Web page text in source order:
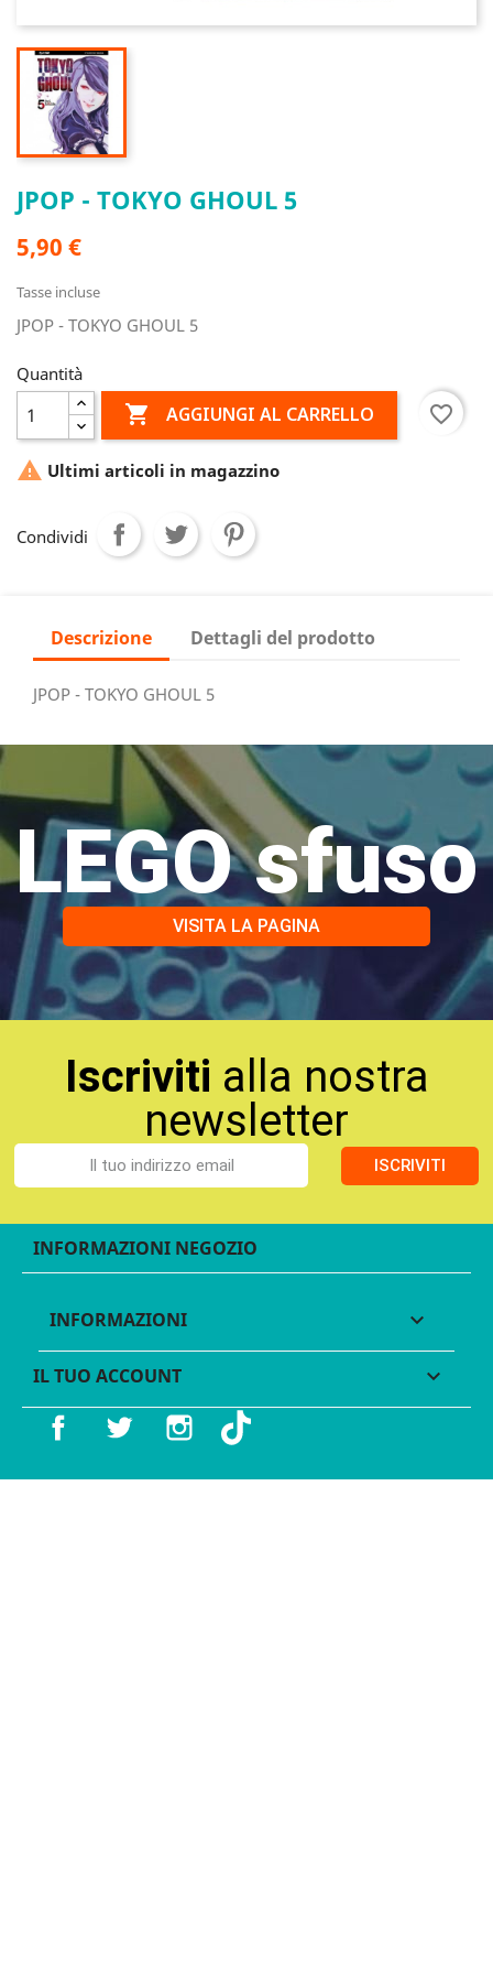
JPOP - TOKYO GHOUL 5
5,90 €
Tasse incluse
JPOP - TOKYO GHOUL 5
Quantità
 AGGIUNGI AL CARRELLO favorite_border
 Ultimi articoli in magazzino
Condividi
Descrizione Dettagli del prodotto
JPOP - TOKYO GHOUL 5
LEGO sfuso
VISITA LA PAGINA
Iscriviti alla nostra
newsletter
ISCRIVITI
INFORMAZIONI NEGOZIO
INFORMAZIONI 
IL TUO ACCOUNT 
Facebook Twitter Instagram